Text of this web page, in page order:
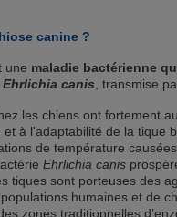
canine ?
une maladie bactérienne
Ehrlichia canis , transmise
les chiens ont fortement
à l'adaptabilité de la tique
de température
Ehrlichia canis
tiques sont porteuses des
humaines et de
zones traditionnelles